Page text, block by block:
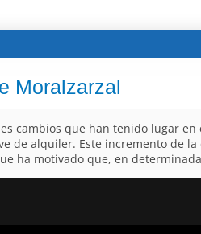
Moralzarzal
cambios que han tenido lugar
de alquiler. Este incremento de
ha motivado que, en